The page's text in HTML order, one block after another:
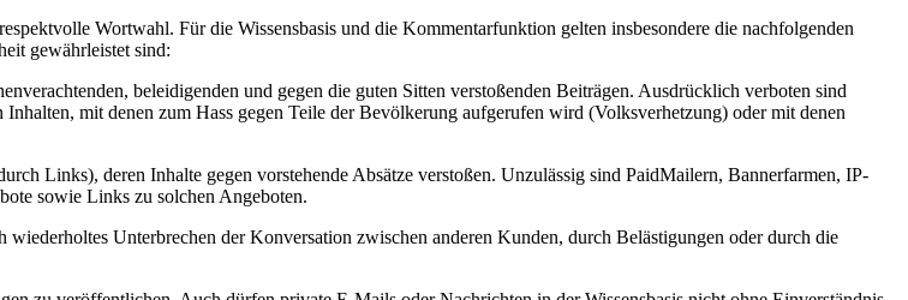
Wortwahl. Für die Wissensbasis und die Kommentarfunktion gelten insbesondere die nachfolgenden
gewährleistet sind:
beleidigenden und gegen die guten Sitten verstoßenden Beiträgen. Ausdrücklich verboten sind
mit denen zum Hass gegen Teile der Bevölkerung aufgerufen wird (Volksverhetzung) oder mit denen
Links), deren Inhalte gegen vorstehende Absätze verstoßen. Unzulässig sind PaidMailern, Bannerfarmen, IP-
sowie Links zu solchen Angeboten.
Unterbrechen der Konversation zwischen anderen Kunden, durch Belästigungen oder durch die